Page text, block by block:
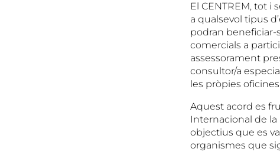
El CENTREM, tot i
a qualsevol tipus
podran beneficiar-
comercials a
assessorament
consultor/a
les pròpies
Aquest acord es
Internacional de la
objectius que es
organismes que